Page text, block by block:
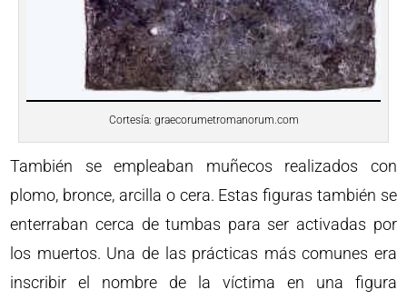
Cortesía: graecorumetromanorum.com
También se empleaban muñecos realizados con
plomo, bronce, arcilla o cera. Estas figuras también se
enterraban cerca de tumbas para ser activadas por
los muertos. Una de las prácticas más comunes era
inscribir el nombre de la víctima en una figura